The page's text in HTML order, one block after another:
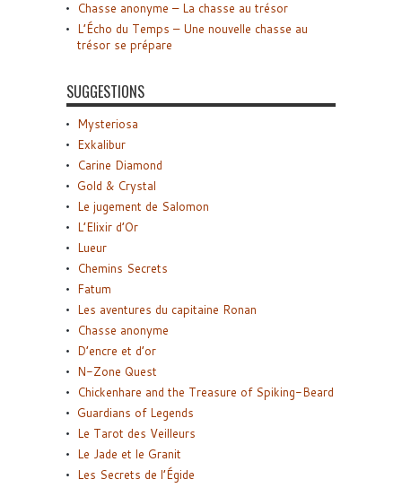
Chasse anonyme – La chasse au trésor
L’Écho du Temps – Une nouvelle chasse au
trésor se prépare
SUGGESTIONS
Mysteriosa
Exkalibur
Carine Diamond
Gold & Crystal
Le jugement de Salomon
L’Elixir d’Or
Lueur
Chemins Secrets
Fatum
Les aventures du capitaine Ronan
Chasse anonyme
D’encre et d’or
N-Zone Quest
Chickenhare and the Treasure of Spiking-Beard
Guardians of Legends
Le Tarot des Veilleurs
Le Jade et le Granit
Les Secrets de l’Égide